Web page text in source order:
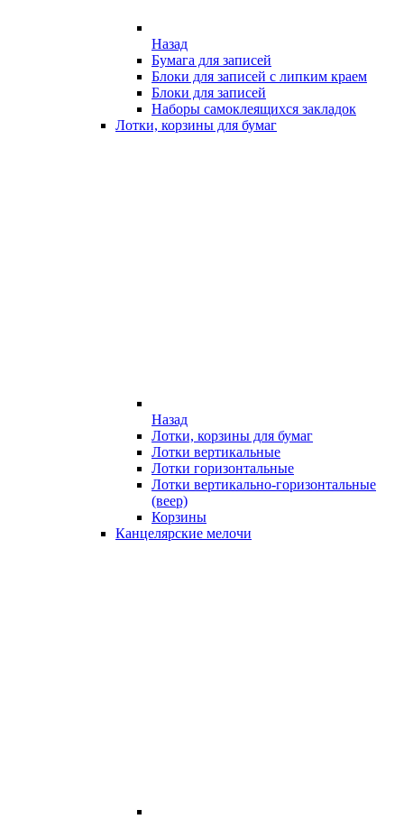
Назад
Бумага для записей
Блоки для записей с липким краем
Блоки для записей
Наборы самоклеящихся закладок
Лотки, корзины для бумаг
Назад
Лотки, корзины для бумаг
Лотки вертикальные
Лотки горизонтальные
Лотки вертикально-горизонтальные
(веер)
Корзины
Канцелярские мелочи